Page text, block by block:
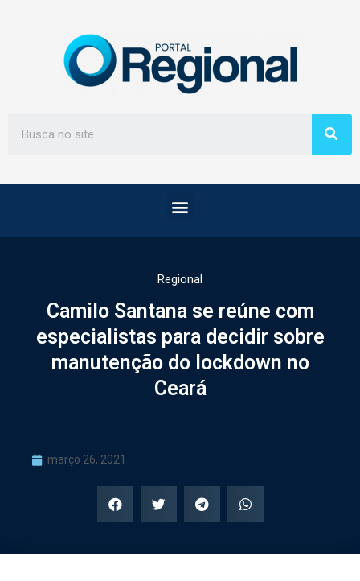
Regional
Camilo Santana se reúne com
especialistas para decidir sobre
manutenção do lockdown no
Ceará
março 26, 2021